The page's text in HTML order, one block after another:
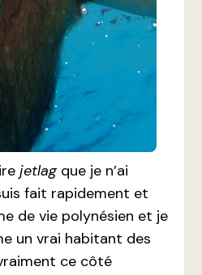
jetlagque je n’ai
fait rapidement et
de vie polynésien et je
un vrai habitant des
ce côté